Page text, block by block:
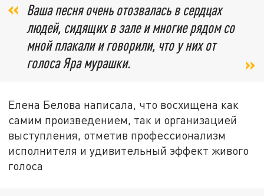
Ваша песня очень отозвалась в сердцах
людей, сидящих в зале и многие рядом со
мной плакали и говорили, что у них от
голоса Яра мурашки.
Елена Белова написала, что восхищена как
самим произведением, так и организацией
выступления, отметив профессионализм
исполнителя и удивительный эффект живого
голоса